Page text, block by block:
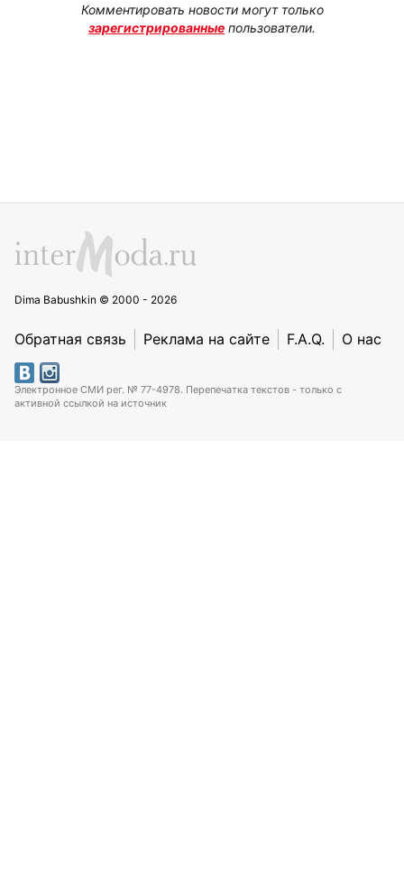
Комментировать новости могут только
зарегистрированные пользователи.
Dima Babushkin © 2000 - 2026
Обратная связь Реклама на сайте F.A.Q. О нас
Электронное СМИ рег. № 77-4978. Перепечатка текстов - только с
активной ссылкой на источник